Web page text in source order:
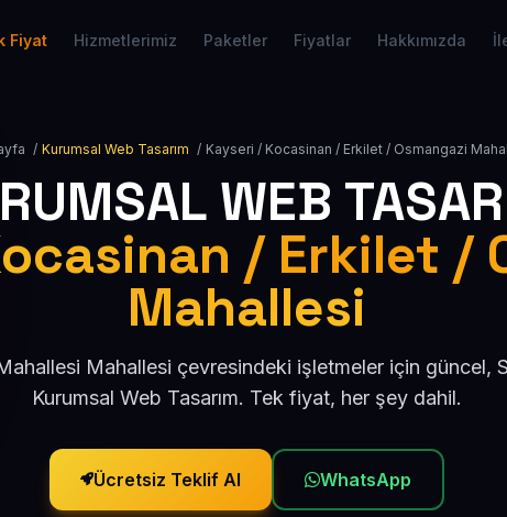
Fiyat Hizmetlerimiz Paketler Fiyatlar Hakkımızda
/ Kurumsal Web Tasarım / Kayseri / Kocasinan / Erkilet / Osmangazi
WEB
/ Erkilet /
Mahallesi
Mahallesi çevresindeki işletmeler için güncel,
Kurumsal Web Tasarım. Tek fiyat, her şey dahil.
Ücretsiz Teklif Al WhatsApp